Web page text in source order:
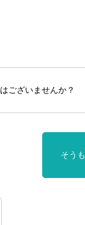
ございませんか？
そう